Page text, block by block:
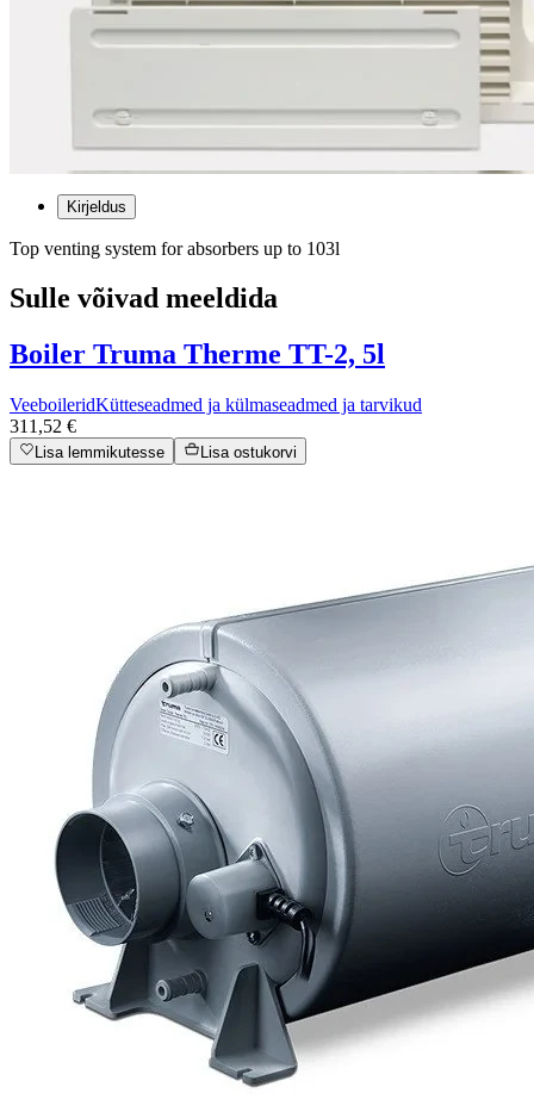
Kirjeldus
Top venting system for absorbers up to 103l
Sulle võivad meeldida
Boiler Truma Therme TT-2, 5l
VeeboileridKütteseadmed ja külmaseadmed ja tarvikud
311,52 €
Lisa lemmikutesse Lisa ostukorvi